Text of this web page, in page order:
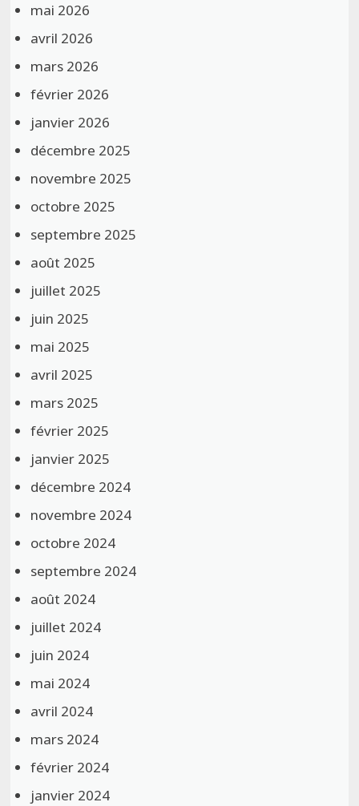
mai 2026
avril 2026
mars 2026
février 2026
janvier 2026
décembre 2025
novembre 2025
octobre 2025
septembre 2025
août 2025
juillet 2025
juin 2025
mai 2025
avril 2025
mars 2025
février 2025
janvier 2025
décembre 2024
novembre 2024
octobre 2024
septembre 2024
août 2024
juillet 2024
juin 2024
mai 2024
avril 2024
mars 2024
février 2024
janvier 2024